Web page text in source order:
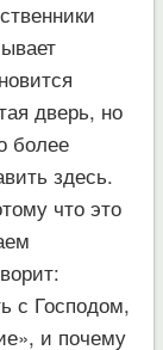
дверь, но
более
здесь.
что это
с Господом,
и почему